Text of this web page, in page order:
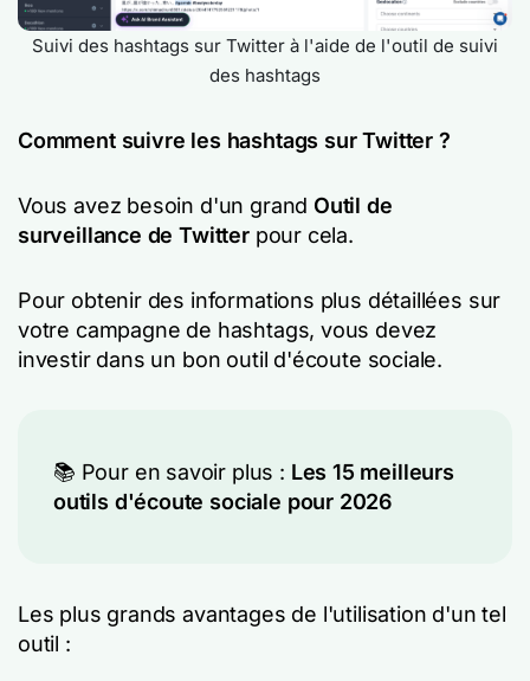
Suivi des hashtags sur Twitter à l'aide de l'outil de suivi
des hashtags
Comment suivre les hashtags sur Twitter ?
Vous avez besoin d'un grand Outil de
surveillance de Twitterpour cela.
Pour obtenir des informations plus détaillées sur
votre campagne de hashtags, vous devez
investir dans un bon outil d'écoute sociale.
📚 Pour en savoir plus : Les 15 meilleurs
outils d'écoute sociale pour 2026
Les plus grands avantages de l'utilisation d'un tel
outil :